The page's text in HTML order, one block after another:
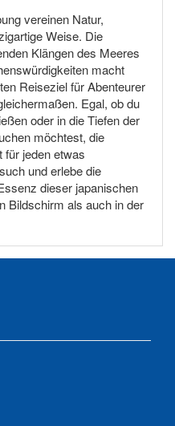
vereinen Natur,
Weise. Die
Klängen des Meeres
macht
Reiseziel für Abenteurer
Egal, ob du
oder in die Tiefen der
möchtest, die
jeden etwas
und erlebe die
dieser japanischen
Bildschirm als auch in der